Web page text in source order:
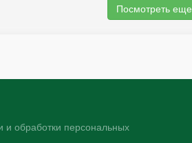
Посмотреть еще
и обработки персональных